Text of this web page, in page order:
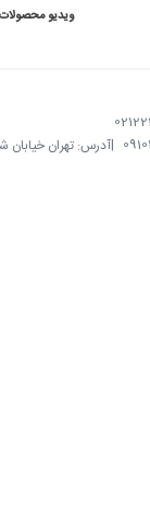
ویدیو محصولات
|آدرس: تهران خیابان